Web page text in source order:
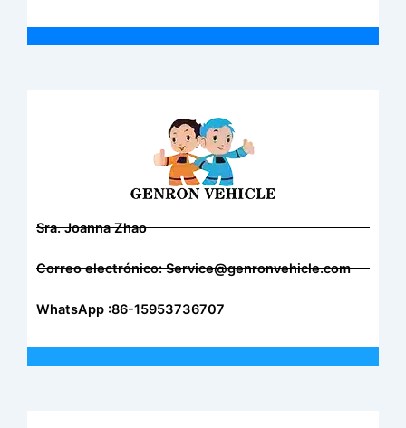
Sra. Joanna Zhao
Correo electrónico: Service@genronvehicle.com
WhatsApp :86-15953736707